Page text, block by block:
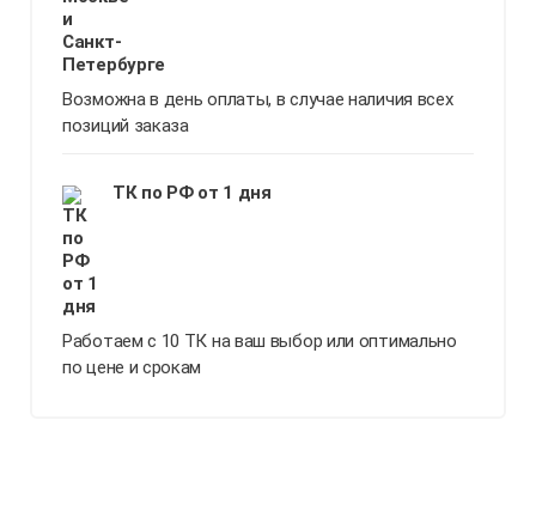
Возможна в день оплаты, в случае наличия всех
позиций заказа
ТК по РФ от 1 дня
Работаем с 10 ТК на ваш выбор или оптимально
по цене и срокам